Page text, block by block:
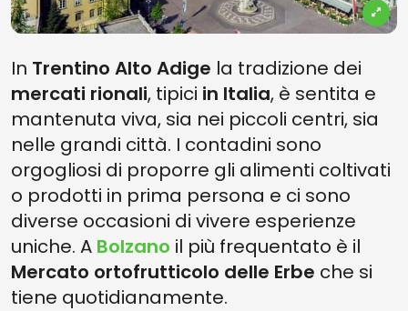
In Trentino Alto Adige la tradizione dei
mercati rionali, tipici in Italia, è sentita e
mantenuta viva, sia nei piccoli centri, sia
nelle grandi città. I contadini sono
orgogliosi di proporre gli alimenti coltivati
o prodotti in prima persona e ci sono
diverse occasioni di vivere esperienze
uniche. A Bolzano il più frequentato è il
Mercato ortofrutticolo delle Erbe che si
tiene quotidianamente.